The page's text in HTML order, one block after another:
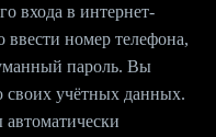
входа в интернет-
ввести номер телефона,
пароль. Вы
своих учётных данных.